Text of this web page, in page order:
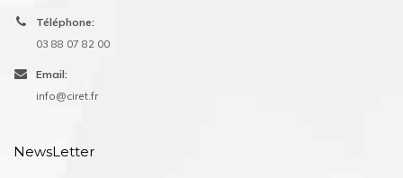
Téléphone:
03 88 07 82 00
Email:
info@ciret.fr
NewsLetter